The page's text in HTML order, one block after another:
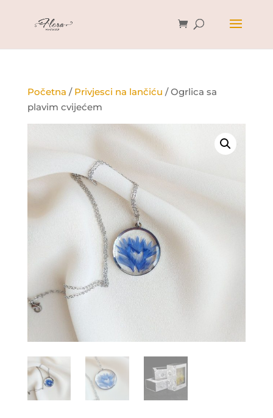
Početna / Privjesci na lančiću / Ogrlica sa
plavim cvijećem